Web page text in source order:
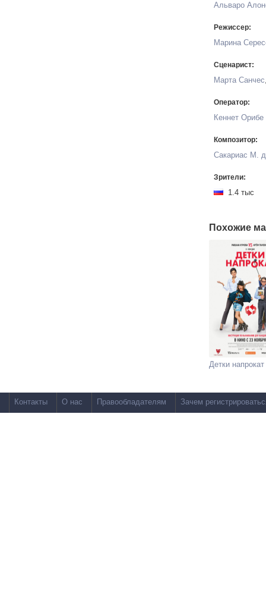
Альваро
Режиссер:
Марина
Сценарист:
Марта Санчес
Оператор:
Кеннет Орибе
Композитор:
Сакариас М.
Зрители:
1.4 тыс
Похожие
Детки напрокат
Контакты О нас Правообладателям Зачем